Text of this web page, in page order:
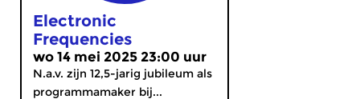
Electronic
Frequencies
wo 14 mei 2025 23:00 uur
N.a.v. zijn 12,5-jarig jubileum als
programmamaker bij...